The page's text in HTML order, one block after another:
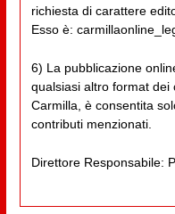
richiesta di carattere
Esso è:
6) La pubblicazione
qualsiasi altro format dei
Carmilla, è consentita
contributi menzionati.
Direttore Responsabile: